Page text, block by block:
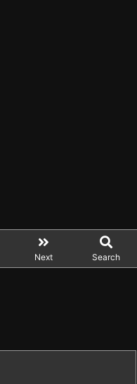
Next Search